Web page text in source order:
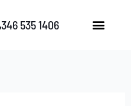
346 535 1406